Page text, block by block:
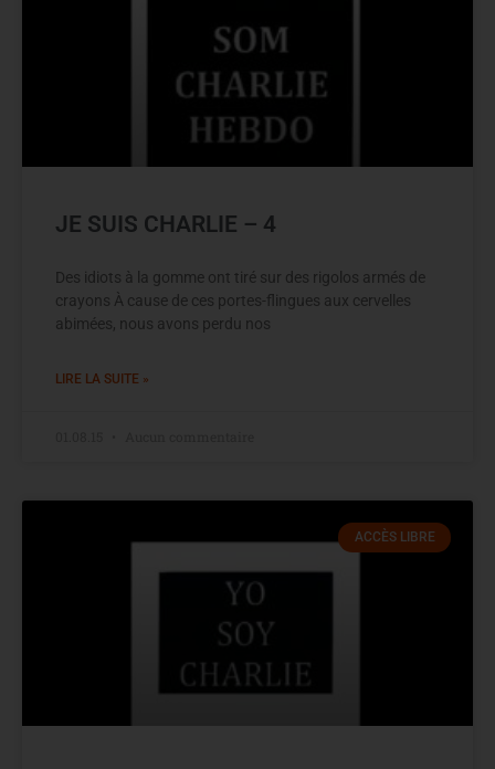
JE SUIS CHARLIE – 4
Des idiots à la gomme ont tiré sur des rigolos armés de
crayons À cause de ces portes-flingues aux cervelles
abimées, nous avons perdu nos
LIRE LA SUITE »
ACCÈS LIBRE